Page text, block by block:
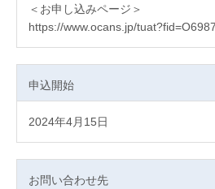
＜お申し込みページ＞
https://www.ocans.jp/
申込開始
2024年4月15日
お問い合わせ先